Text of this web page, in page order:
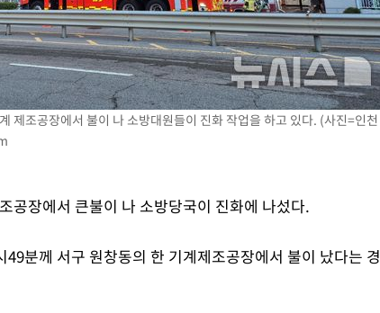
내일날씨]
원해 아틀
보
겠다"
려 죄송"
제조공장에서 불이 나 소방대원들이 진화 작업을 하고 있다. (사진=인천
공장에서 큰불이 나 소방당국이 진화에 나섰다.
분께 서구 원창동의 한 기계제조공장에서 불이 났다는 경